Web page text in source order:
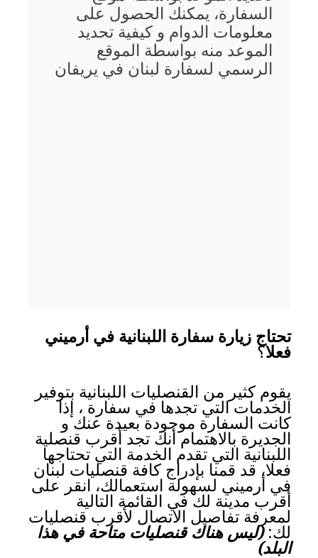
السفارة، يمكنك الحصول على
معلومات الدوام و كيفية تحديد
الموعد منه بواسطة الموقع
الرسمي لسفارة لبنان في يريفان
تحتاج زيارة سفارة اللبنانية في أرميني
فعلا؟
يقوم كثير من القنصليات اللبنانية بتوفير
الخدمات التي تجدها في سفارة ، إذا
كانت السفارة موجودة بعيدة عنك و
الجديرة بالاهتمام أنك تجد أقرب قنصلية
اللبنانية التي تقدم الخدمة التي تحتاجها
فعلا، قد قمنا بإدراج كافة قنصليات لبنان
في أرميني لسهولة استعمالك، انقر على
أقرب مدينة لك في القائمة التالية
لمعرفة تفاصيل الاتصال لأقرب قنصليات
لك:(ليس هناك قنصليات متاحة في هذا
البلد)